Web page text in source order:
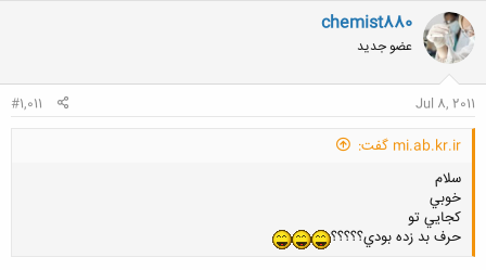
ن
ش
ه
ا
chemist880
عضو جدید
Jul 8, 2011
#1,011
mi.ab.kr.ir گفت:
سلام
خوبي
كجايي تو
حرف بد زده بودي؟؟؟؟؟